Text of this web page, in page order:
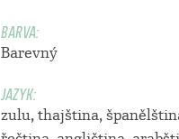
BARVA:
Barevný
JAZYK:
zulu, thajština,